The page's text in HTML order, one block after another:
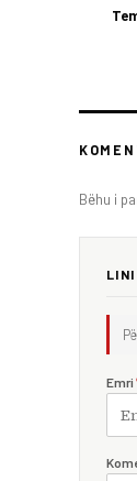
Bëhu i
Emri